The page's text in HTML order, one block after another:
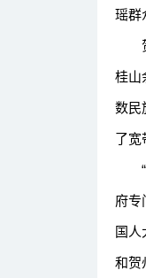
瑶群
贺
桂山
数民
了宽
“
府专
国
和贺